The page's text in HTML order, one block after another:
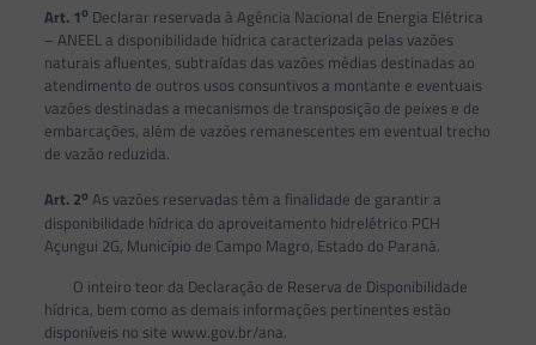
Art. 1o Declarar reservada à Agência Nacional de Energia Elétrica
– ANEEL a disponibilidade hídrica caracterizada pelas vazões
naturais afluentes, subtraídas das vazões médias destinadas ao
atendimento de outros usos consuntivos a montante e eventuais
vazões destinadas a mecanismos de transposição de peixes e de
embarcações, além de vazões remanescentes em eventual trecho
de vazão reduzida.
Art. 2o As vazões reservadas têm a finalidade de garantir a
disponibilidade hídrica do aproveitamento hidrelétrico PCH
Açungui 2G, Município de Campo Magro, Estado do Paraná.
O inteiro teor da Declaração de Reserva de Disponibilidade
hídrica, bem como as demais informações pertinentes estão
disponíveis no site www.gov.br/ana.